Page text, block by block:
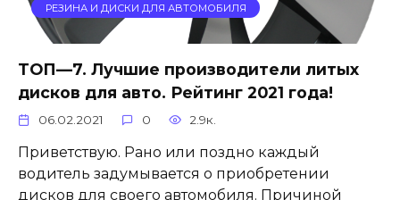
РЕЗИНА И ДИСКИ ДЛЯ АВТОМОБИЛЯ
ТОП—7. Лучшие производители литых
дисков для авто. Рейтинг 2021 года!
06.02.2021 0 2.9к.
Приветствую. Рано или поздно каждый
водитель задумывается о приобретении
дисков для своего автомобиля. Причиной